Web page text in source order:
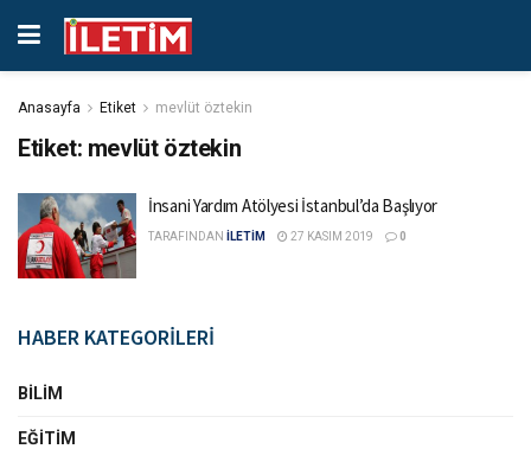
Anasayfa Etiket mevlüt öztekin
Etiket: mevlüt öztekin
İnsani Yardım Atölyesi İstanbul’da Başlıyor
TARAFINDAN İLETİM 27 KASIM 2019 0
HABER KATEGORİLERİ
BILIM
EĞITIM